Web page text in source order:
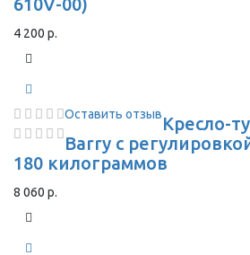
4 200 р.
Оставить отзывКресло-
Barry с
180 килограммов
8 060 р.